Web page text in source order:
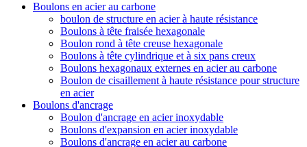
Boulons en acier au carbone
boulon de structure en acier à haute résistance
Boulons à tête fraisée hexagonale
Boulon rond à tête creuse hexagonale
Boulons à tête cylindrique et à six pans creux
Boulons hexagonaux externes en acier au carbone
Boulon de cisaillement à haute résistance pour structure
en acier
Boulons d'ancrage
Boulon d'ancrage en acier inoxydable
Boulons d'expansion en acier inoxydable
Boulons d'ancrage en acier au carbone